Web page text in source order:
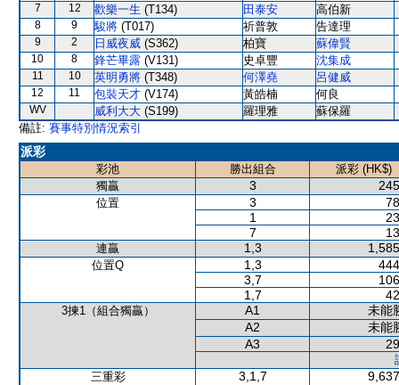
7 12 歡樂一生 (T134) 田泰安 高伯新
8 9 駿將 (T017) 祈普敦 告達理
9 2 日威夜威 (S362) 柏寶 蘇偉賢
10 8 鋒芒畢露 (V131) 史卓豐 沈集成
11 10 英明勇將 (T348) 何澤堯 呂健威
12 11 包裝天才 (V174) 黃皓楠 何良
WV 威利大大 (S199) 羅理雅
蘇保羅
備註: 賽事特別情況索引
派彩
彩池 勝出組合
派彩 (HK$)
獨贏
3
位置 3
1
7
連贏 1,3
位置Q 1,3
3,7
1,7
3揀1（組合獨贏） A1
未能
A2
未能
A3
三重彩
3,1,7